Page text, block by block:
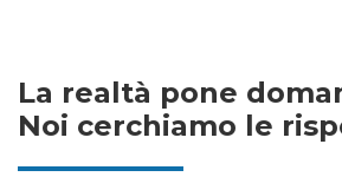
La realtà pone
Noi cerchiamo le